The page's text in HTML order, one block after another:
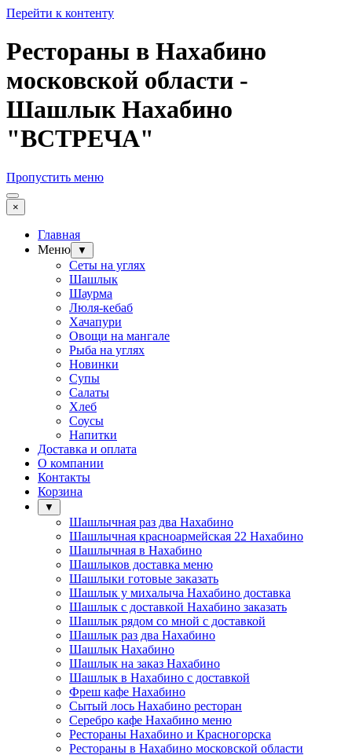
Перейти к контенту
Рестораны в Нахабино
московской области -
Шашлык Нахабино
"ВСТРЕЧА"
Пропустить меню
×
Главная
Меню
▼
Сеты на углях
Шашлык
Шаурма
Люля-кебаб
Хачапури
Овощи на мангале
Рыба на углях
Новинки
Супы
Салаты
Хлеб
Соусы
Напитки
Доставка и оплата
О компании
Контакты
Корзина
▼
Шашлычная раз два Нахабино
Шашлычная красноармейская 22 Нахабино
Шашлычная в Нахабино
Шашлыков доставка меню
Шашлыки готовые заказать
Шашлык у михалыча Нахабино доставка
Шашлык с доставкой Нахабино заказать
Шашлык рядом со мной с доставкой
Шашлык раз два Нахабино
Шашлык Нахабино
Шашлык на заказ Нахабино
Шашлык в Нахабино с доставкой
Фреш кафе Нахабино
Сытый лось Нахабино ресторан
Серебро кафе Нахабино меню
Рестораны Нахабино и Красногорска
Рестораны в Нахабино московской области